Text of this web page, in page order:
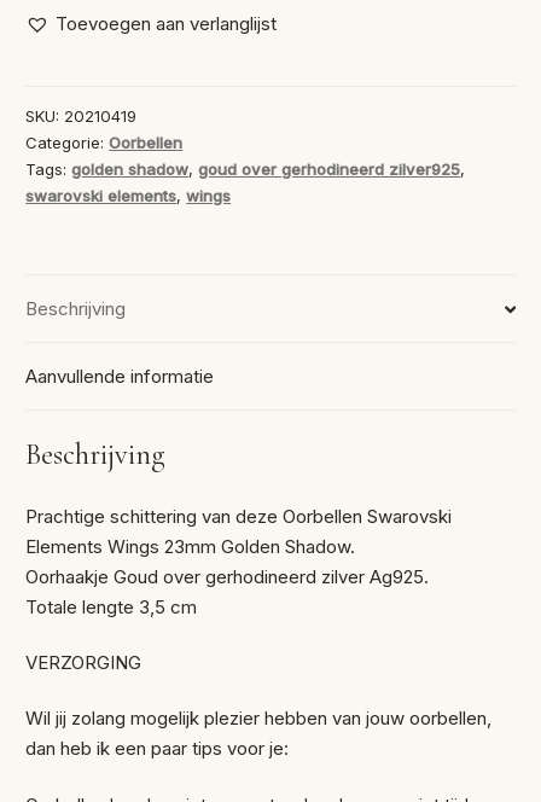
Wings
23mm
aantal
Toevoegen aan verlanglijst
SKU: 20210419
Categorie:Oorbellen
Tags:golden shadow,goud over gerhodineerd zilver925,
swarovski elements,wings
Beschrijving
Aanvullende informatie
Beschrijving
Prachtige schittering van deze Oorbellen Swarovski
Elements Wings 23mm Golden Shadow.
Oorhaakje Goud over gerhodineerd zilver Ag925.
Totale lengte 3,5 cm
VERZORGING
Wil jij zolang mogelijk plezier hebben van jouw oorbellen,
dan heb ik een paar tips voor je: